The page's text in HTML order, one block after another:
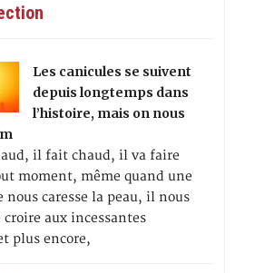
Les canicules se suivent
depuis longtemps dans
l’histoire, mais on nous
il fait chaud, il va faire
moment, même quand une
nous caresse la peau, il nous
aux incessantes
plus encore,